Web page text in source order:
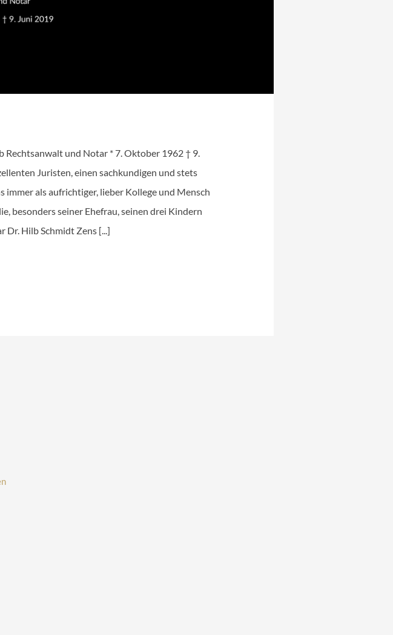
und Notar * 7. Oktober 1962 † 9.
Juristen, einen sachkundigen und stets
als aufrichtiger, lieber Kollege und Mensch
besonders seiner Ehefrau, seinen drei Kindern
Dr. Hilb Schmidt Zens [...]